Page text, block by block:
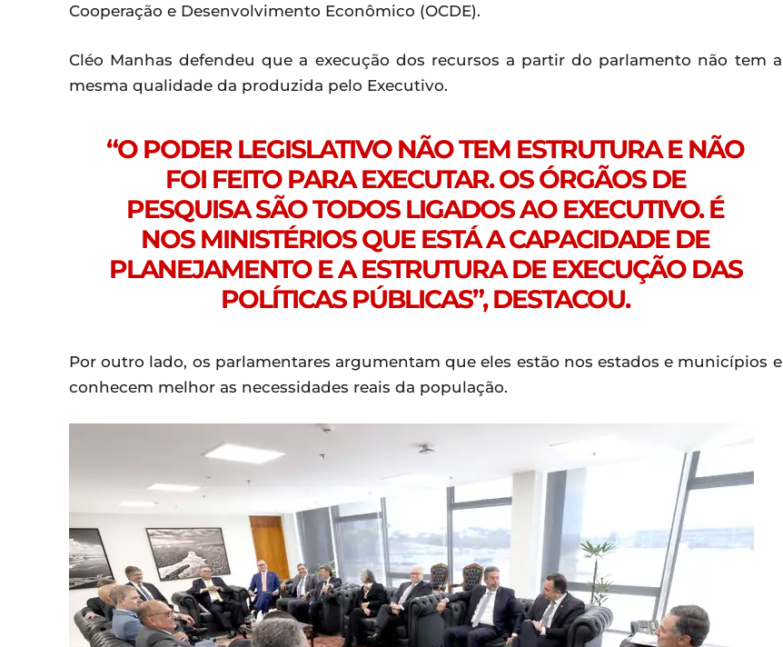
Cooperação e Desenvolvimento Econômico (OCDE).
Cléo Manhas defendeu que a execução dos recursos a partir do parlamento não tem a
mesma qualidade da produzida pelo Executivo.
“O PODER LEGISLATIVO NÃO TEM ESTRUTURA E NÃO
FOI FEITO PARA EXECUTAR. OS ÓRGÃOS DE
PESQUISA SÃO TODOS LIGADOS AO EXECUTIVO. É
NOS MINISTÉRIOS QUE ESTÁ A CAPACIDADE DE
PLANEJAMENTO E A ESTRUTURA DE EXECUÇÃO DAS
POLÍTICAS PÚBLICAS”, DESTACOU.
Por outro lado, os parlamentares argumentam que eles estão nos estados e municípios e
conhecem melhor as necessidades reais da população.